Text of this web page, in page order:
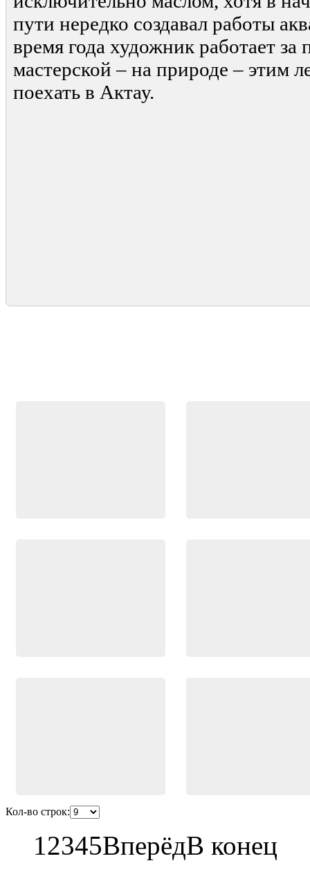
пути нередко создавал работы
время года художник работает за
мастерской – на природе – этим
поехать в Актау.
Кол-во строк:
12345ВперёдВ конец